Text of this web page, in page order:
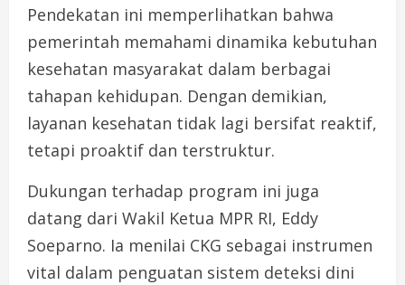
Pendekatan ini memperlihatkan bahwa
pemerintah memahami dinamika kebutuhan
kesehatan masyarakat dalam berbagai
tahapan kehidupan. Dengan demikian,
layanan kesehatan tidak lagi bersifat reaktif,
tetapi proaktif dan terstruktur.
Dukungan terhadap program ini juga
datang dari Wakil Ketua MPR RI, Eddy
Soeparno. Ia menilai CKG sebagai instrumen
vital dalam penguatan sistem deteksi dini